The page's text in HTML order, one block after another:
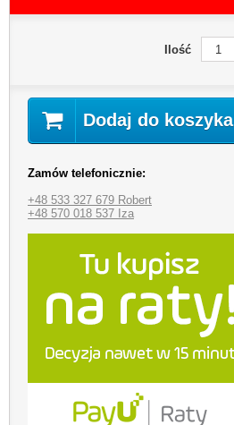
Ilość
Dodaj do koszyka
Zamów telefonicznie:
+48 533 327 679 Robert
+48 570 018 537 Iza